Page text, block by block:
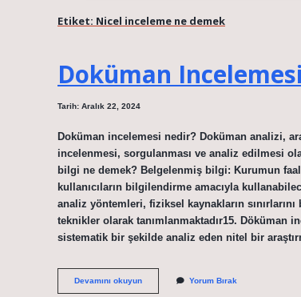
Etiket: Nicel inceleme ne demek
Doküman
Tarih: Aralık 22, 2024
Doküman incelemesi nedir? Doküman analizi,
incelenmesi, sorgulanması ve analiz edilmesi
bilgi ne demek? Belgelenmiş bilgi: Kurumun
kullanıcıların bilgilendirme amacıyla
analiz yöntemleri, fiziksel kaynakların
teknikler olarak tanımlanmaktadır15.
sistematik bir şekilde analiz eden nitel bir
Devamını okuyunDoküman
Incelemesi
Yorum Bırak